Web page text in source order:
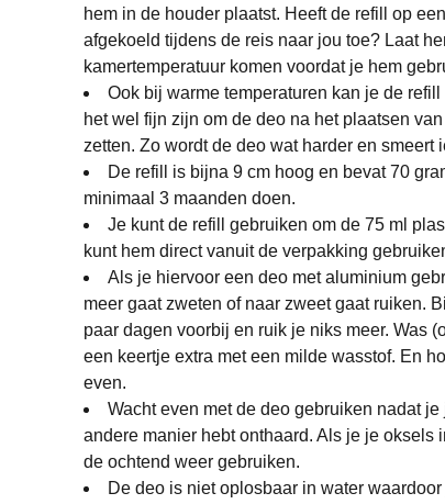
hem in de houder plaatst. Heeft de refill op
afgekoeld tijdens de reis naar jou toe? Laat
kamertemperatuur komen voordat je hem
Ook bij warme temperaturen kan je de
het wel fijn zijn om de deo na het plaatsen
zetten. Zo wordt de deo wat harder en smeert
De refill is bijna 9 cm hoog en bevat 70
minimaal 3 maanden doen.
Je kunt de refill gebruiken om de 75 ml
kunt hem direct vanuit de verpakking
Als je hiervoor een deo met aluminium
meer gaat zweten of naar zweet gaat ruiken.
paar dagen voorbij en ruik je niks meer. Was
een keertje extra met een milde wasstof. En
even.
Wacht even met de deo gebruiken nadat
andere manier hebt onthaard. Als je je oksels
de ochtend weer gebruiken.
De deo is niet oplosbaar in water